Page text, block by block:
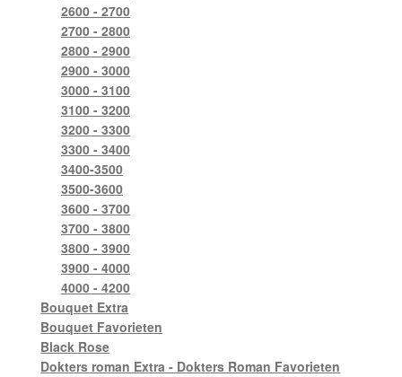
2600 - 2700
2700 - 2800
2800 - 2900
2900 - 3000
3000 - 3100
3100 - 3200
3200 - 3300
3300 - 3400
3400-3500
3500-3600
3600 - 3700
3700 - 3800
3800 - 3900
3900 - 4000
4000 - 4200
Bouquet Extra
Bouquet Favorieten
Black Rose
Dokters roman Extra - Dokters Roman Favorieten